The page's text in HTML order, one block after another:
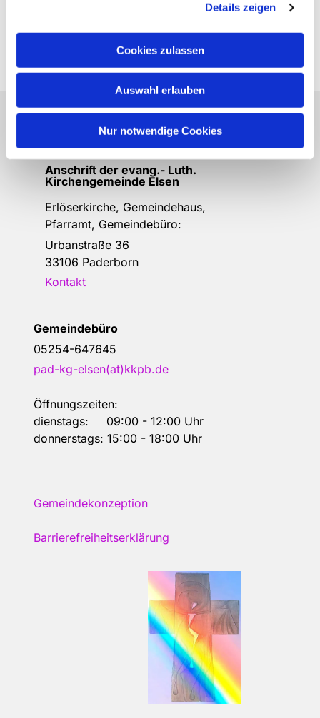
Details zeigen
Cookies zulassen
Auswahl erlauben
Nur notwendige Cookies
Bitte schreiben Sie bei Wünschen und
Anregungen demWebmaster
Anschrift der evang.- Luth.
Kirchengemeinde Elsen
Erlöserkirche, Gemeindehaus,
Pfarramt, Gemeindebüro:
Urbanstraße 36
33106 Paderborn
Kontakt
Gemeindebüro
05254-647645
pad-kg-elsen(at)kkpb.de
Öffnungszeiten:
dienstags: 09:00 - 12:00 Uhr
donnerstags: 15:00 - 18:00 Uhr
Gemeindekonzeption
Barrierefreiheitserklärung